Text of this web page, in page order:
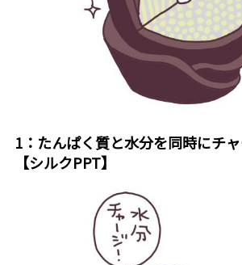
1：たんぱく質と水分を同時にチ
【シルクPPT】